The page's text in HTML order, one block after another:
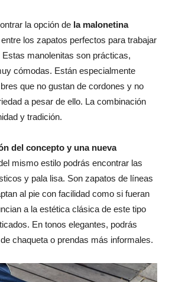
la opción de la malonetina
los zapatos perfectos para trabajar
manolenitas son prácticas,
cómodas. Están especialmente
que no gustan de cordones y no
a pesar de ello. La combinación
y tradición.
del concepto y una nueva
mismo estilo podrás encontrar las
y pala lisa. Son zapatos de líneas
al pie con facilidad como si fueran
a la estética clásica de este tipo
En tonos elegantes, podrás
chaqueta o prendas más informales.